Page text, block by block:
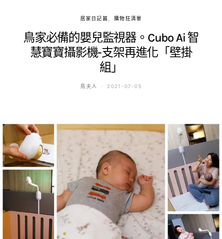
居家日記篇 購物狂清單
鳥家必備的嬰兒監視器。Cubo Ai 智
慧寶寶攝影機-支架再進化「壁掛
組」
鳥夫人 2021-07-05